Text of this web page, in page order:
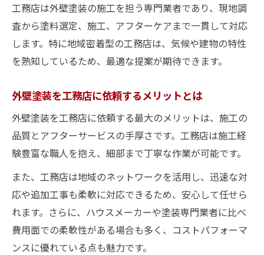
外壁塗装で後悔しないための工務店選び方
外壁塗装会社ランキングを参考にする際の
注意点
外壁塗装の口コミと工務店の実績の見極め
策
外壁塗装業者の見積もり内容と工務店の違
い
工務店における外壁塗装費用の判断ポイント
外壁塗装費用の相場と工務店ごとの違い
外壁塗装で見積もりが高い理由を徹底解説
外壁塗装費用に含まれる工事内容を確認し
工務店は外壁塗装の施工を担う専門業者であり、現地調
査から塗料選定、施工、アフターケアまで一貫して対応
します。特に地域密着型の工務店は、気候や建物の特性
を熟知しているため、最適な提案が期待できます。
外壁塗装を工務店に依頼するメリットとは
外壁塗装を工務店に依頼する最大のメリットは、施工の
品質とアフターサービスの手厚さです。工務店は施工経
験豊富な職人を抱え、細部まで丁寧な作業が可能です。
また、工務店は地域のネットワークを活用し、迅速な対
応や追加工事も柔軟に対応できるため、安心して任せら
れます。さらに、ハウスメーカーや塗装専門業者に比べ
費用面での柔軟性がある場合も多く、コストパフォーマ
ンスに優れている点も魅力です。